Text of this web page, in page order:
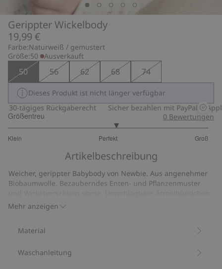
Gerippter Wickelbody
19,99 €
Farbe:Naturweiß / gemustert
Größe:50 Ausverkauft
50 56 62 68 74
Dieses Produkt ist nicht länger verfügbar
30-tägiges Rückgaberecht
Sicher bezahlen mit PayPal & Apple
Größentreu
Klein Perfekt Groß
von
25
Bewertungen
0 Bewertungen
Artikelbeschreibung
Mehr anzeigen
Weicher, gerippter Babybody von Newbie. Aus angenehmer
Biobaumwolle. Bezauberndes Enten- und Pflanzenmuster
und zweireihige Druckknöpfe am Zwickel. So kann der Body
mit Ihrem Baby mitwachsen und längere Zeit getragen
Aus 100 % Biobaumwolle.
Bio-Baumwolle –GOTS
Material
Waschanleitung